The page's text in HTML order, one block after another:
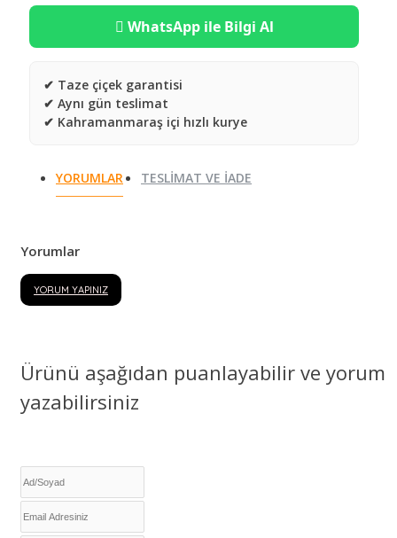
WhatsApp ile Bilgi Al
✔ Taze çiçek garantisi
✔ Aynı gün teslimat
✔ Kahramanmaraş içi hızlı kurye
YORUMLAR TESLIMAT VE İADE
Yorumlar
YORUM YAPINIZ
Ürünü aşağıdan puanlayabilir ve yorum
yazabilirsiniz